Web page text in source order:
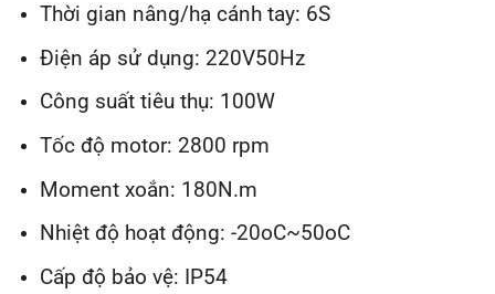
Thời gian nâng/hạ cánh tay: 6S
Điện áp sử dụng: 220V50Hz
Công suất tiêu thụ: 100W
Tốc độ motor: 2800 rpm
Moment xoắn: 180N.m
Nhiệt độ hoạt động: -20oC~50oC
Cấp độ bảo vệ: IP54